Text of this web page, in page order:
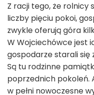
Z racji tego, że rolnicy
liczby pięciu pokoi,
zwykle oferują góra
W Wojciechówce jest
gospodarze starali
Są tu rodzinne
poprzednich pokoleń.
w pełni nowoczesne